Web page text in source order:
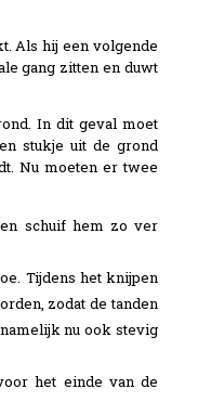
Als hij een volgende
gang zitten en duwt
In dit geval moet
stukje uit de grond
Nu moeten er twee
schuif hem zo ver
Tijdens het knijpen
zodat de tanden
nu ook stevig
het einde van de